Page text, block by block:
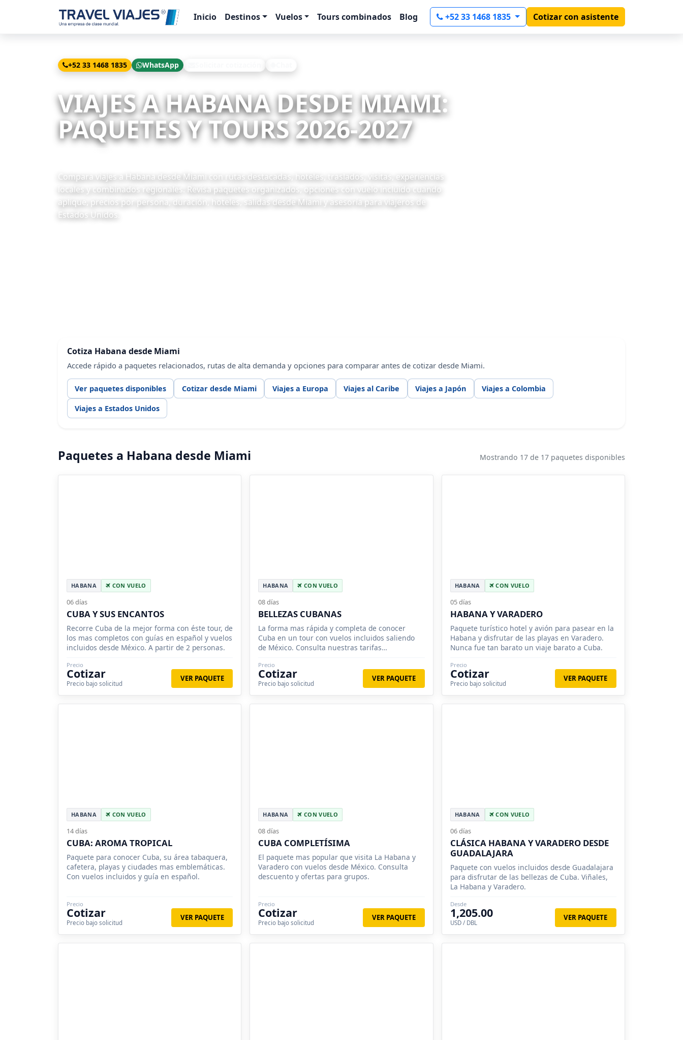
Inicio Destinos Vuelos Tours combinados Blog +52 33 1468 1835 Cotizar con asistente
+52 33 1468 1835 WhatsApp
VIAJES A HABANA DESDE MIAMI:
PAQUETES Y TOURS 2026-2027
Compara viajes a Habana desde Miami con rutas destacadas, hoteles, traslados, visitas, experiencias
locales y combinados regionales. Revisa paquetes organizados, opciones con vuelo incluido cuando
aplique, precios por persona, duración, hoteles, salidas desde Miami y asesoría para viajeros de
Estados Unidos.
Cotiza Habana desde Miami
Accede rápido a paquetes relacionados, rutas de alta demanda y opciones para comparar antes de cotizar desde Miami.
Ver paquetes disponibles Cotizar desde Miami Viajes a Europa Viajes al Caribe Viajes a Japón Viajes a Colombia
Viajes a Estados Unidos
Paquetes a Habana desde Miami Mostrando 17 de 17 paquetes disponibles
HABANA CON VUELO
06 días
CUBA Y SUS ENCANTOS
Recorre Cuba de la mejor forma con éste tour, de
los mas completos con guías en español y vuelos
incluidos desde México. A partir de 2 personas.
Precio
Cotizar
Precio bajo solicitud
VER PAQUETE
HABANA CON VUELO
08 días
BELLEZAS CUBANAS
La forma mas rápida y completa de conocer
Cuba en un tour con vuelos incluidos saliendo
de México. Consulta nuestras tarifas
Precio
Cotizar
Precio bajo solicitud
VER PAQUETE
HABANA CON VUELO
05 días
HABANA Y VARADERO
Paquete turístico hotel y avión para pasear en la
Habana y disfrutar de las playas en Varadero.
Nunca fue tan barato un viaje barato a Cuba.
Precio
Cotizar
Precio bajo solicitud
VER PAQUETE
HABANA CON VUELO
14 días
CUBA: AROMA TROPICAL
Paquete para conocer Cuba, su área tabaquera,
cafetera, playas y ciudades mas emblemáticas.
Con vuelos incluidos y guía en español.
Precio
Cotizar
Precio bajo solicitud
VER PAQUETE
HABANA CON VUELO
08 días
CUBA COMPLETÍSIMA
El paquete mas popular que visita La Habana y
Varadero con vuelos desde México. Consulta
descuento y ofertas para grupos.
Precio
Cotizar
Precio bajo solicitud
VER PAQUETE
HABANA CON VUELO
06 días
CLÁSICA HABANA Y VARADERO DESDE
GUADALAJARA
Paquete con vuelos incluidos desde Guadalajara
para disfrutar de las bellezas de Cuba. Viñales,
La Habana y Varadero.
Desde
1,205.00
USD / DBL
VER PAQUETE